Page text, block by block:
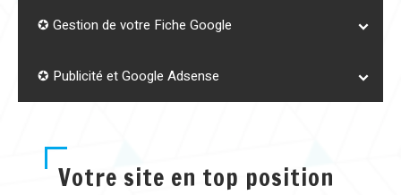
✪ Gestion de votre Fiche Google
✪ Publicité et Google Adsense
Votre site en top position